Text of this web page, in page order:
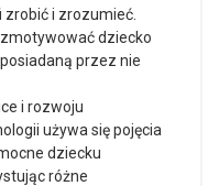
zrobić i zrozumieć.
dziecko
przez nie
i rozwoju
używa się pojęcia
dziecku
różne